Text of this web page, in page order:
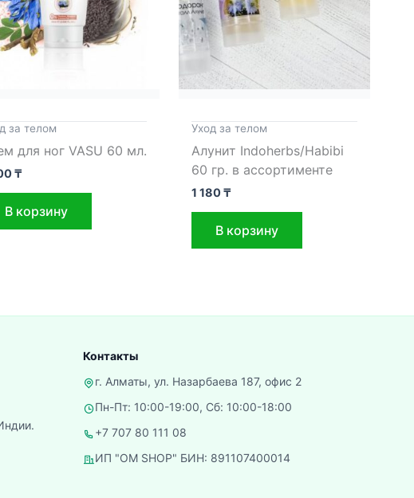
за телом
для ног VASU 60 мл.
₸
В корзину
Уход за телом
Алунит Indoherbs/Habibi
60 гр. в ассортименте
1 180₸
В корзину
Контакты
г. Алматы, ул. Назарбаева 187, офис 2
Пн-Пт: 10:00-19:00, Сб: 10:00-18:00
+7 707 80 111 08
ИП "OM SHOP" БИН: 891107400014